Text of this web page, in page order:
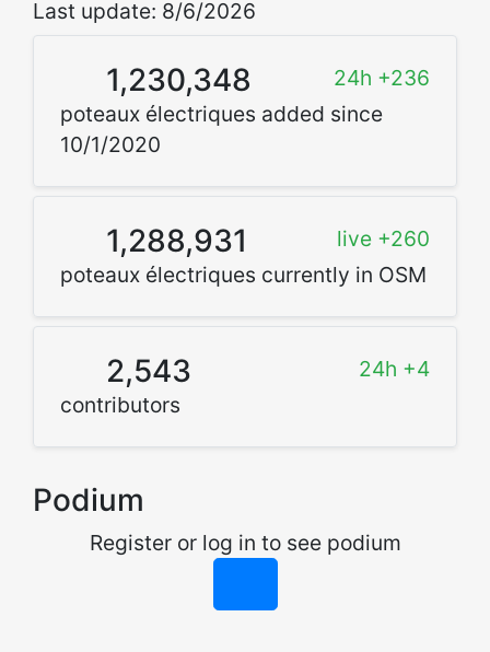
Last update: 8/6/2026
24h +236
1,230,348
poteaux électriques added since
10/1/2020
live +260
1,288,931
poteaux électriques currently in OSM
24h +4
2,543
contributors
Podium
Register or log in to see podium